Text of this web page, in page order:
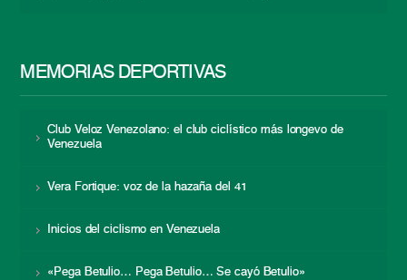
MEMORIAS DEPORTIVAS
Club Veloz Venezolano: el club ciclístico más longevo de
Venezuela
Vera Fortique: voz de la hazaña del 41
Inicios del ciclismo en Venezuela
«Pega Betulio… Pega Betulio… Se cayó Betulio»